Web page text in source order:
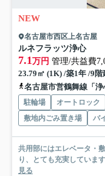
NEW
名古屋市西区上名古屋
ルネフラッツ浄心
7.1万円 管理/共益費
23.79㎡ (1K) /築1年 /9階
名古屋市営鶴舞線「
駐輪場 オートロック
敷地内ごみ置き場
バ
共用部にはエレベータ・
り、とても充実していま
見る